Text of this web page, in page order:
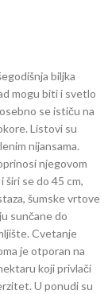
biljka
mogu biti i svetlo
se ističu na
Listovi su
nijansama.
njegovom
se do 45 cm,
šumske vrtove
sunčane do
Cvetanje
je otporan na
koji privlači
U ponudi su